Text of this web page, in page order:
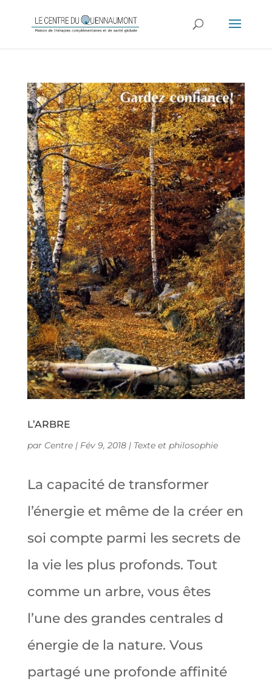
L’ARBRE
par Centre| Fév 9, 2018| Texte et philosophie
La capacité de transformer
l’énergie et même de la créer en
soi compte parmi les secrets de
la vie les plus profonds. Tout
comme un arbre, vous êtes
l’une des grandes centrales d
énergie de la nature. Vous
partagé une profonde affinité